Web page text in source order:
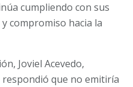
cumpliendo con sus
compromiso hacia la
Joviel Acevedo,
respondió que no emitiría